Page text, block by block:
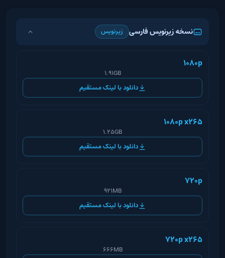
نسخه زیرنویس فارسی زیرنویس
1080p
1.91GB
دانلود با لینک مستقیم
1080p x265
1.25GB
دانلود با لینک مستقیم
720p
921MB
دانلود با لینک مستقیم
720p x265
666MB